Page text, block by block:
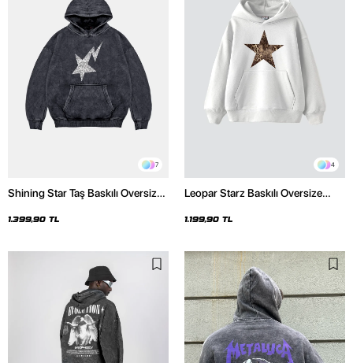
7
Shining Star Taş Baskılı Oversize
Hoodie
1.399,90 TL
4
Leopar Starz Baskılı Oversize
1.199,90 TL